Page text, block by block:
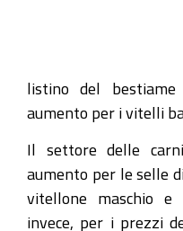
listino del
aumento per i vitelli
Il settore delle
aumento per le selle
vitellone maschio e
invece, per i prezzi